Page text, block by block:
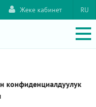
RU
Жеке кабинет
конфиденциалдуулук